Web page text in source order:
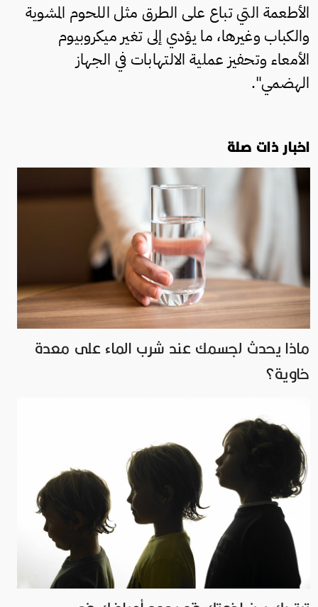
الأطعمة التي تباع على الطرق مثل اللحوم المشوية
والكباب وغيرها، ما يؤدي إلى تغير ميكروبيوم
الأمعاء وتحفيز عملية الالتهابات في الجهاز
الهضمي".
اخبار ذات صلة
ماذا يحدث لجسمك عند شرب الماء على معدة
خاوية؟